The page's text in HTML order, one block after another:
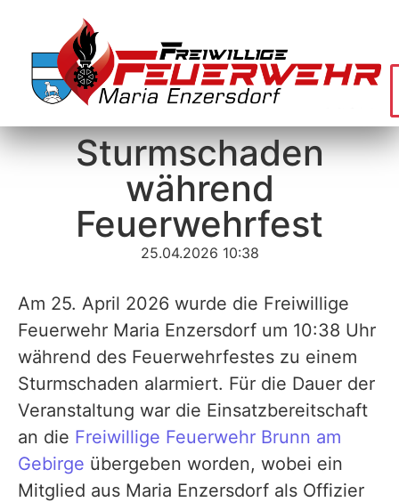
Sturmschaden
während
Feuerwehrfest
25.04.2026 10:38
Am 25. April 2026 wurde die Freiwillige
Feuerwehr Maria Enzersdorf um 10:38 Uhr
während des Feuerwehrfestes zu einem
Sturmschaden alarmiert. Für die Dauer der
Veranstaltung war die Einsatzbereitschaft
an die Freiwillige Feuerwehr Brunn am
Gebirge übergeben worden, wobei ein
Mitglied aus Maria Enzersdorf als Offizier